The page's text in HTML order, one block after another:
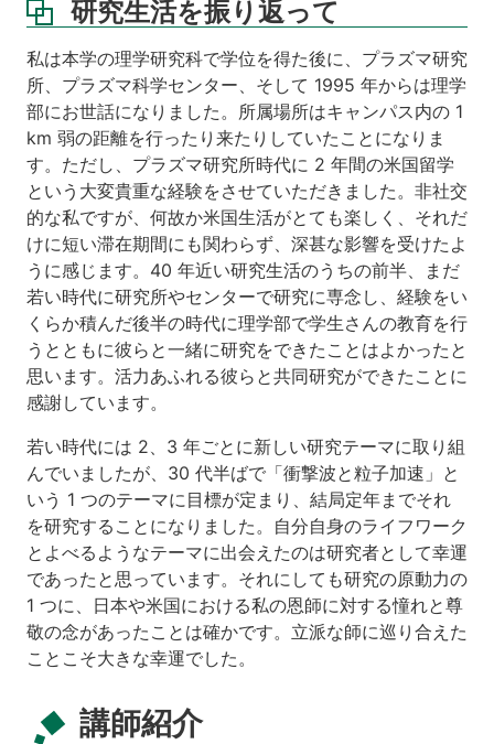
研究生活を振り返って
私は本学の理学研究科で学位を得た後に、プラズマ研究
所、プラズマ科学センター、そして 1995 年からは理学
部にお世話になりました。所属場所はキャンパス内の 1
km 弱の距離を行ったり来たりしていたことになりま
す。ただし、プラズマ研究所時代に 2 年間の米国留学
という大変貴重な経験をさせていただきました。非社交
的な私ですが、何故か米国生活がとても楽しく、それだ
けに短い滞在期間にも関わらず、深甚な影響を受けたよ
うに感じます。40 年近い研究生活のうちの前半、まだ
若い時代に研究所やセンターで研究に専念し、経験をい
くらか積んだ後半の時代に理学部で学生さんの教育を行
うとともに彼らと一緒に研究をできたことはよかったと
思います。活力あふれる彼らと共同研究ができたことに
感謝しています。
若い時代には 2、3 年ごとに新しい研究テーマに取り組
んでいましたが、30 代半ばで「衝撃波と粒子加速」と
いう 1 つのテーマに目標が定まり、結局定年までそれ
を研究することになりました。自分自身のライフワーク
とよべるようなテーマに出会えたのは研究者として幸運
であったと思っています。それにしても研究の原動力の
1 つに、日本や米国における私の恩師に対する憧れと尊
敬の念があったことは確かです。立派な師に巡り合えた
ことこそ大きな幸運でした。
講師紹介